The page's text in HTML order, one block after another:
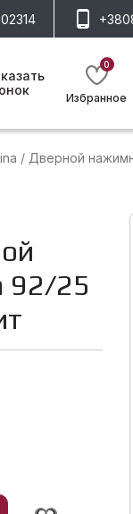
0
Избранное
/ Дверной
92/25